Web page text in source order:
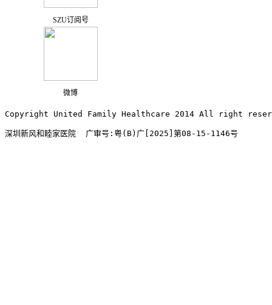
SZU订阅号
微博
Copyright United Family Healthcare 2014 All right
深圳新风和睦家医院  广审号:粤(B)广[2025]第08-15-1146号